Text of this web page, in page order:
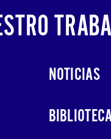
NOTICIAS